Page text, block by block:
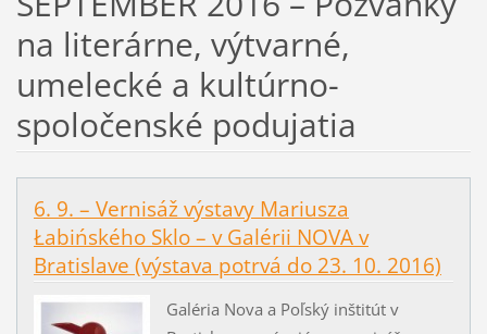
na literárne, výtvarné,
umelecké a kultúrno-
spoločenské podujatia
6. 9. – Vernisáž výstavy Mariusza
Łabińského Sklo – v Galérii NOVA v
Bratislave (výstava potrvá do 23. 10. 2016)
Galéria Nova a Poľský inštitút v